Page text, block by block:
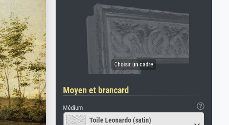
Moyen et brancard
Médium
Toile Leonardo (satin)